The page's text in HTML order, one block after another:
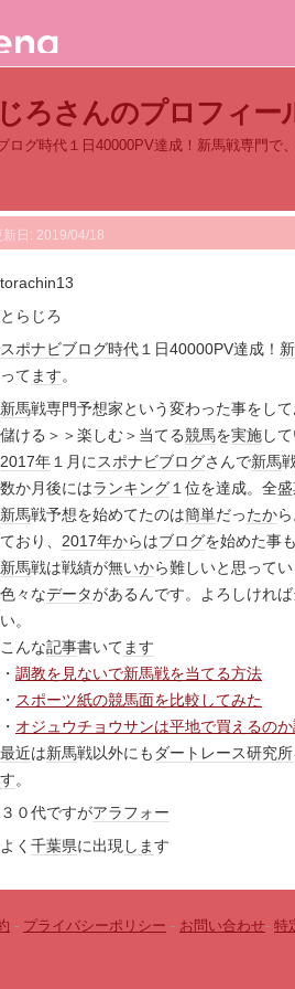
ろさんのプロフィー
ログ時代１日40000PV達成！新馬戦専門で
新日: 2019/04/18
torachin13
とらじろ
スポナビブログ時代１日40000PV達成！
ってます。
新馬戦専門予想家という変わった事をして
儲ける＞＞楽しむ＞当てる競馬を実施し
2017年１月にスポナビブログさんで新馬
数か月後にはランキング１位を達成。全
新馬戦予想を始めてたのは簡単だったから
ており、 2017年からはブログを始めた事
新馬戦は戦績が無いから難しいと思ってい
色々なデータがあるんです。よろしければ
い。
こんな記事書いてます
・ 調教を見ないで新馬戦を当てる方法
・ スポーツ紙の競馬面を比較してみた
・ オジュウチョウサンは平地で買えるの
最近は新馬戦以外にも ダート レース研究所
す。
３０代ですがアラフォー
よく 千葉県に出現します
- プライバシーポリシー - お問い合わせ- 特